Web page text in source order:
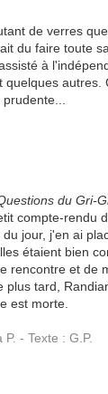
de verres
du faire toute
à
quelques autres.
du Gri-
compte-rendu
jour, j'en ai
étaient bien
rencontre et de
plus tard,
est morte.
- Texte : G.P.